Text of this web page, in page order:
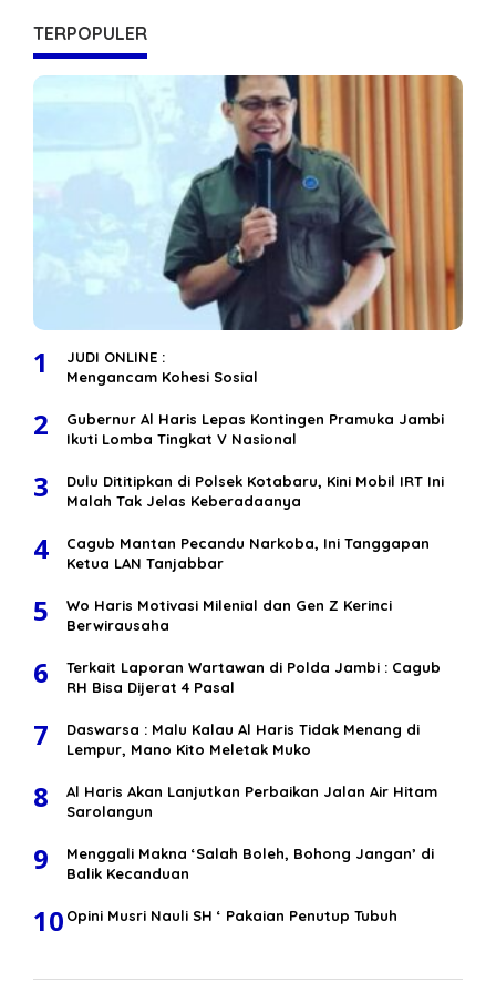
TERPOPULER
1
JUDI ONLINE :
Mengancam Kohesi Sosial
2
Gubernur Al Haris Lepas Kontingen Pramuka Jambi
Ikuti Lomba Tingkat V Nasional
3
Dulu Dititipkan di Polsek Kotabaru, Kini Mobil IRT Ini
Malah Tak Jelas Keberadaanya
4
Cagub Mantan Pecandu Narkoba, Ini Tanggapan
Ketua LAN Tanjabbar
5
Wo Haris Motivasi Milenial dan Gen Z Kerinci
Berwirausaha
6
Terkait Laporan Wartawan di Polda Jambi : Cagub
RH Bisa Dijerat 4 Pasal
7
Daswarsa : Malu Kalau Al Haris Tidak Menang di
Lempur, Mano Kito Meletak Muko
8
Al Haris Akan Lanjutkan Perbaikan Jalan Air Hitam
Sarolangun
9
Menggali Makna ‘Salah Boleh, Bohong Jangan’ di
Balik Kecanduan
10 Opini Musri Nauli SH ‘ Pakaian Penutup Tubuh